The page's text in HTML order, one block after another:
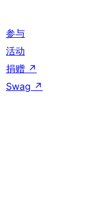
参与
活动
捐赠 ↗
Swag ↗